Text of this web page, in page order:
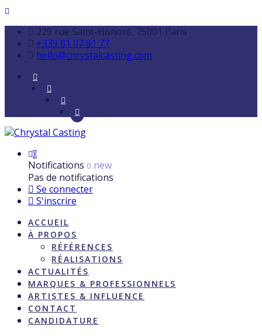
229 rue Saint-Honoré, 75001 Paris
+339 81 07 81 77
hello@chrystalcasting.com
0
Notifications 0 new
Pas de notifications
Se connecter
S'inscrire
ACCUEIL
À PROPOS
RÉFÉRENCES
RÉALISATIONS
ACTUALITÉS
MARQUES & PROFESSIONNELS
ARTISTES & INFLUENCE
CONTACT
CANDIDATURE